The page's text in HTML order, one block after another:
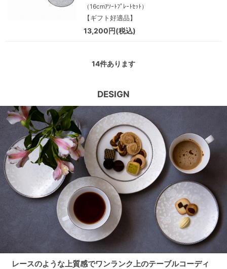
（16cmｱｿｰﾄﾌﾟﾚｰﾄｾｯﾄ）
【ギフト好適品】
13,200円(税込)
14件あります
DESIGN
レースのような上質感でワンランク上のテーブルコーディ